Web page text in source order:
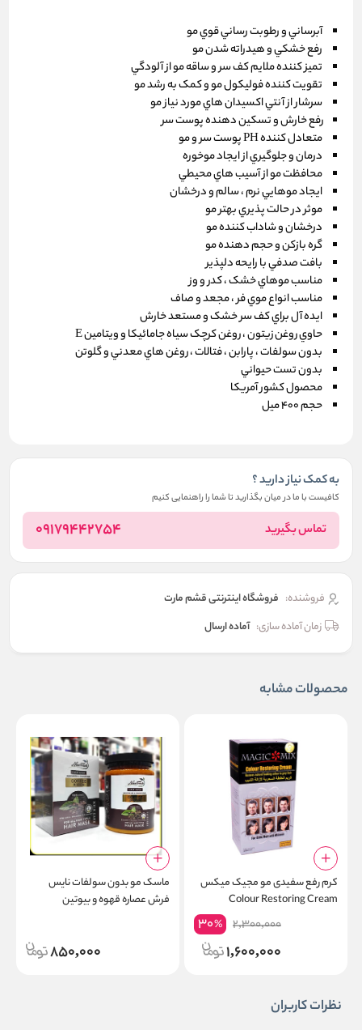
آبرساني و رطوبت رساني قوي مو
رفع خشکي و هيدراته شدن مو
تميز کننده ملايم کف سر و ساقه مو از آلودگي
تقويت کننده فوليکول مو و کمک به رشد مو
سرشار از آنتي اکسيدان هاي مورد نياز مو
رفع خارش و تسکين دهنده پوست سر
متعادل کننده PH پوست سر و مو
درمان و جلوگيري از ايجاد موخوره
محافظت مو از‌ آسيب هاي محيطي
ايجاد موهايي نرم ، سالم و درخشان
موثر در حالت پذيري بهتر مو
درخشان و شاداب کننده مو
گره بازکن و حجم دهنده مو
بافت صدفي با رايحه دلپذير
مناسب موهاي خشک ، کدر و وز
مناسب انواع موي فر ، مجعد و صاف
ايده آل براي کف سر خشک و مستعد خارش
حاوي روغن زيتون ، روغن کرچک سياه جامائيکا و ويتامين E
بدون سولفات ، پارابن ، فتالات ، روغن هاي معدني و گلوتن
بدون تست حيواني
محصول کشور آمريکا
حجم 400 ميل
به کمک نیاز دارید ؟
کافیست با ما در میان بگذارید تا شما را راهنمایی کنیم
تماس بگیرید 09179442754
فروشنده: فروشگاه اینترنتی قشم مارت
زمان آماده سازی: آماده ارسال
محصولات مشابه
کرم رفع سفیدی مو مجیک میکس
Colour Restoring Cream
2,300,000
30%
1,600,000
ماسک مو بدون سولفات نایس
فرش عصاره قهوه و بیوتین
850,000
نظرات کاربران